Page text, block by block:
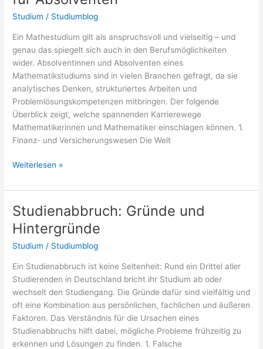
Studium / Studiumblog
Ein Mathestudium gilt als anspruchsvoll und vielseitig – und
genau das spiegelt sich auch in den Berufsmöglichkeiten
wider. Absolventinnen und Absolventen eines
Mathematikstudiums sind in vielen Branchen gefragt, da sie
analytisches Denken, strukturiertes Arbeiten und
Problemlösungskompetenzen mitbringen. Der folgende
Überblick zeigt, welche spannenden Karrierewege
Mathematikerinnen und Mathematiker einschlagen können. 1.
Finanz- und Versicherungswesen Die Welt
Mathestudium:
für
Absolventen
Weiterlesen »
Studienabbruch: Gründe und
Hintergründe
Studium / Studiumblog
Ein Studienabbruch ist keine Seltenheit: Rund ein Drittel aller
Studierenden in Deutschland bricht ihr Studium ab oder
wechselt den Studiengang. Die Gründe dafür sind vielfältig und
oft eine Kombination aus persönlichen, fachlichen und äußeren
Faktoren. Das Verständnis für die Ursachen eines
Studienabbruchs hilft dabei, mögliche Probleme frühzeitig zu
erkennen und Lösungen zu finden. 1. Falsche